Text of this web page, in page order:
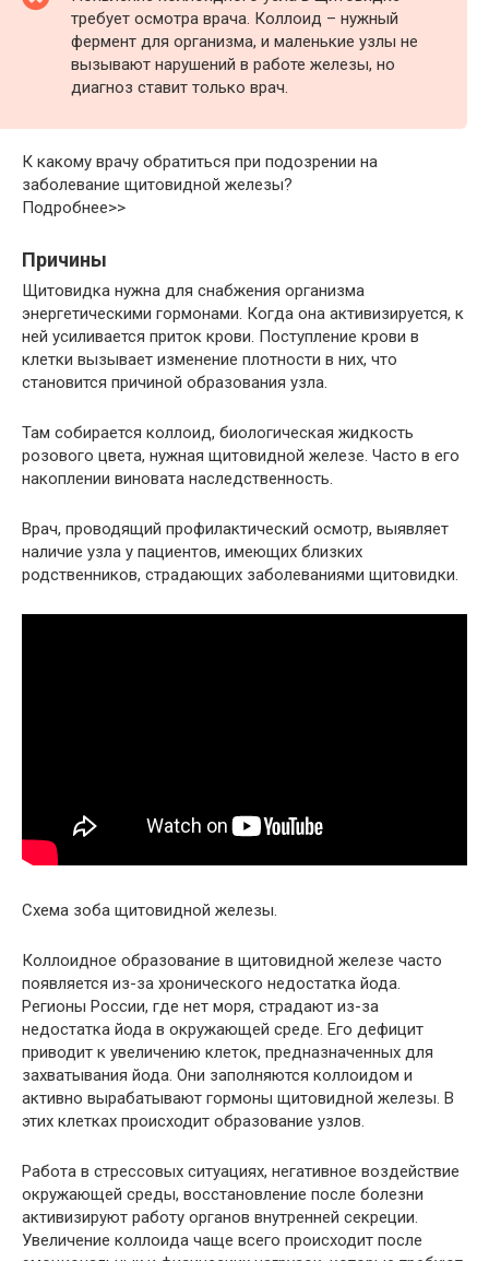
требует осмотра врача. Коллоид – нужный
фермент для организма, и маленькие узлы не
вызывают нарушений в работе железы, но
диагноз ставит только врач.
К какому врачу обратиться при подозрении на
заболевание щитовидной железы?
Подробнее>>
Причины
Щитовидка нужна для снабжения организма
энергетическими гормонами. Когда она активизируется, к
ней усиливается приток крови. Поступление крови в
клетки вызывает изменение плотности в них, что
становится причиной образования узла.
Там собирается коллоид, биологическая жидкость
розового цвета, нужная щитовидной железе. Часто в его
накоплении виновата наследственность.
Врач, проводящий профилактический осмотр, выявляет
наличие узла у пациентов, имеющих близких
родственников, страдающих заболеваниями щитовидки.
Схема зоба щитовидной железы.
Коллоидное образование в щитовидной железе часто
появляется из-за хронического недостатка йода.
Регионы России, где нет моря, страдают из-за
недостатка йода в окружающей среде. Его дефицит
приводит к увеличению клеток, предназначенных для
захватывания йода. Они заполняются коллоидом и
активно вырабатывают гормоны щитовидной железы. В
этих клетках происходит образование узлов.
Работа в стрессовых ситуациях, негативное воздействие
окружающей среды, восстановление после болезни
активизируют работу органов внутренней секреции.
Увеличение коллоида чаще всего происходит после